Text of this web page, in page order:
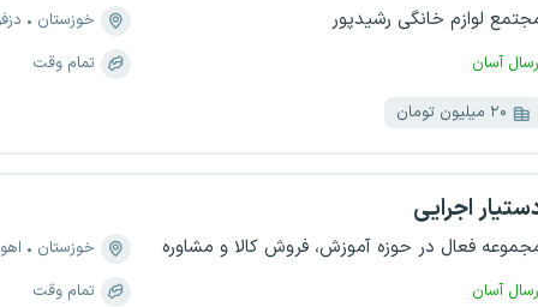
لوازم خانگی رشیدپور
آسان
خوزستان
تمام وقت
۲۰ میلیون تومان
اجرایی
فعال در حوزه آموزش، فروش کالا و مشاوره
آسان
خوزستان
تمام وقت